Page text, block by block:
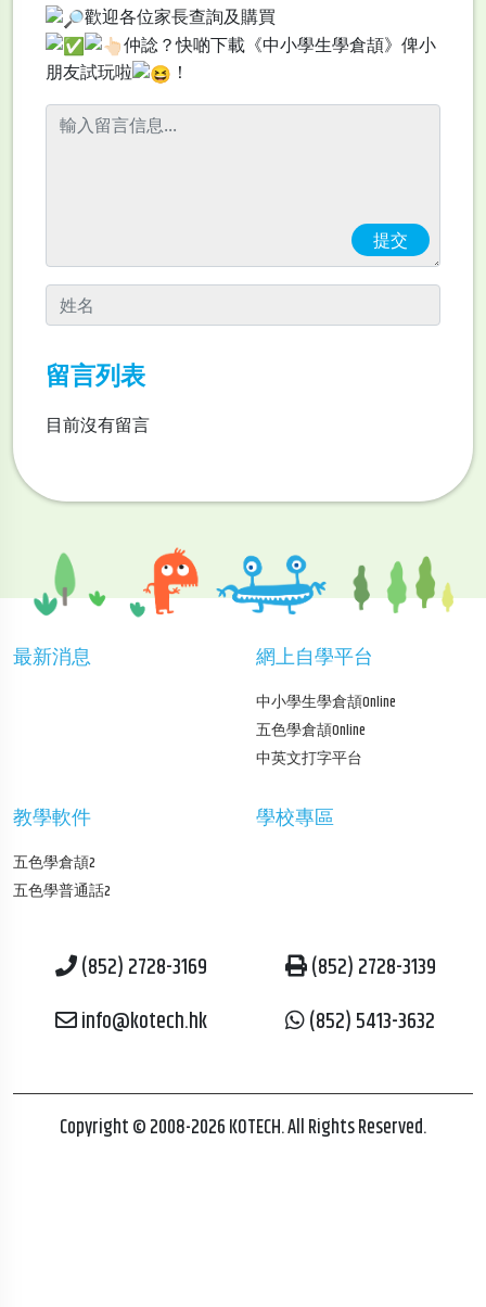
歡迎各位家長查詢及購買
仲諗？快啲下載《中小學生學倉頡》俾小
朋友試玩啦
！
留言列表
目前沒有留言
最新消息 網上自學平台
中小學生學倉頡Online
五色學倉頡Online
中英文打字平台
教學軟件
五色學倉頡2
五色學普通話2
學校專區
(852) 2728-3169
(852) 2728-3139
info@kotech.hk
(852) 5413-3632
Copyright © 2008-2026 KOTECH. All Rights Reserved.